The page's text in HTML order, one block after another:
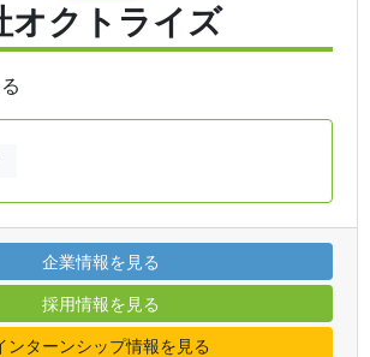
オクトライズ
企業情報を見る
採用情報を見る
ンターンシップ情報を見る